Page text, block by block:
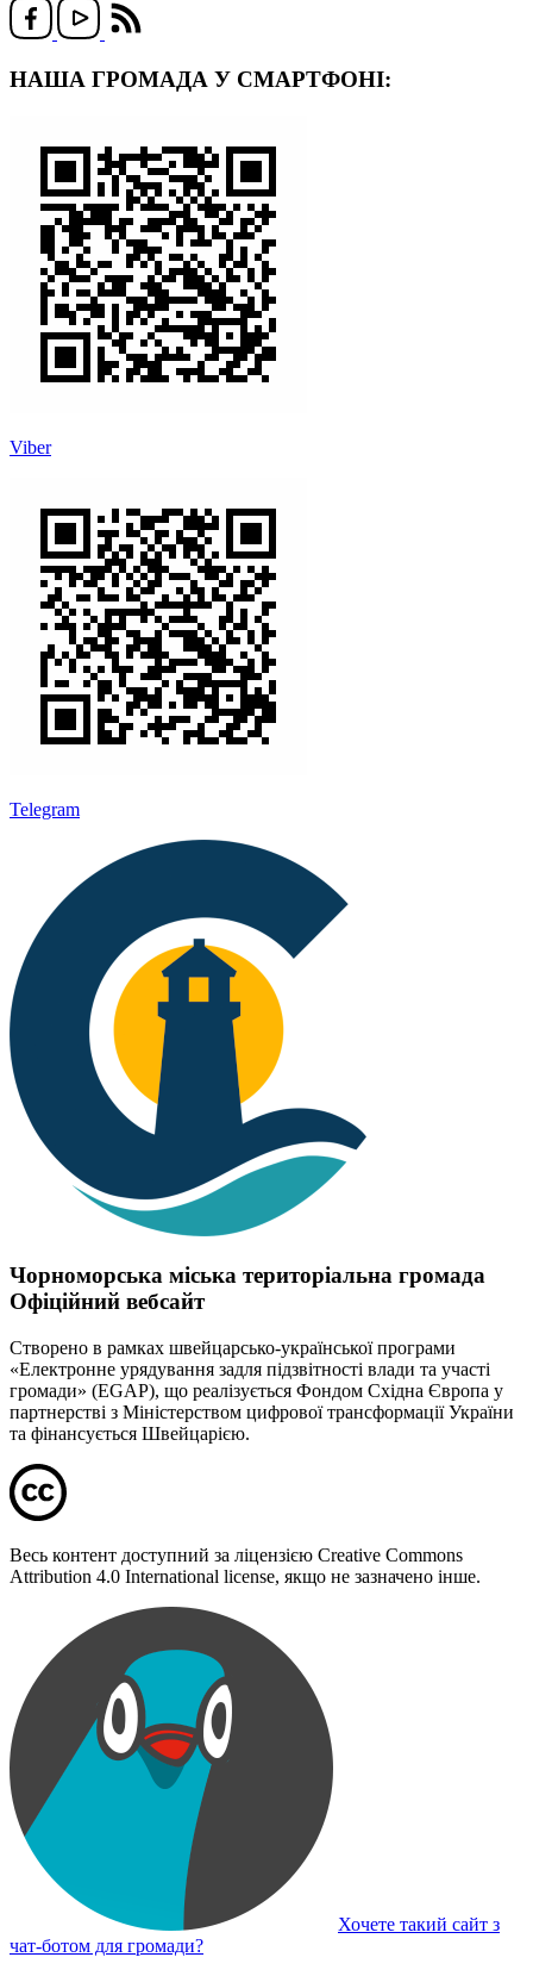
НАША ГРОМАДА У СМАРТФОНІ:
Viber
Telegram
Чорноморська міська територіальна громада
Офіційний вебсайт
Створено в рамках швейцарсько-української програми
«Електронне урядування задля підзвітності влади та участі
громади» (EGAP), що реалізується Фондом Східна Європа у
партнерстві з Міністерством цифрової трансформації України
та фінансується Швейцарією.
Весь контент доступний за ліцензією Creative Commons
Attribution 4.0 International license, якщо не зазначено інше.
Хочете такий сайт з
чат-ботом для громади?